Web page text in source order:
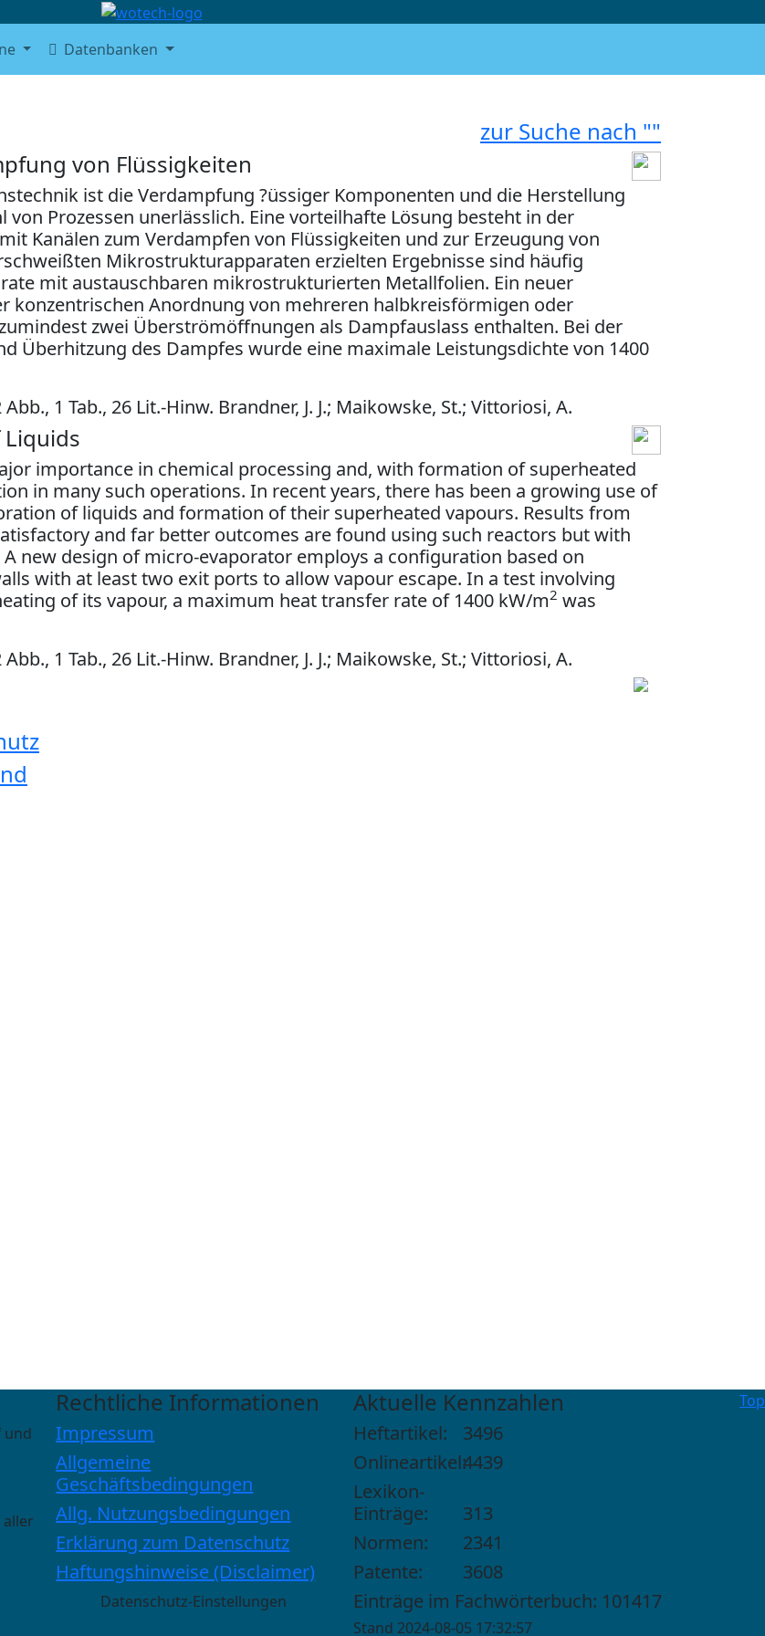
Datenbanken
zur Suche nach ""
von Flüssigkeiten
ist die Verdampfung ?üssiger Komponenten und die Herstellung
Prozessen unerlässlich. Eine vorteilhafte Lösung besteht in der
Kanälen zum Verdampfen von Flüssigkeiten und zur Erzeugung von
Mikrostrukturapparaten erzielten Ergebnisse sind häufig
mit austauschbaren mikrostrukturierten Metallfolien. Ein neuer
konzentrischen Anordnung von mehreren halbkreisförmigen oder
zwei Überströmöffnungen als Dampfauslass enthalten. Bei der
Überhitzung des Dampfes wurde eine maximale Leistungsdichte von 1400
1 Tab., 26 Lit.-Hinw. Brandner, J. J.; Maikowske, St.; Vittoriosi, A.
importance in chemical processing and, with formation of superheated
in many such operations. In recent years, there has been a growing use of
of liquids and formation of their superheated vapours. Results from
and far better outcomes are found using such reactors but with
new design of micro-evaporator employs a configuration based on
with at least two exit ports to allow vapour escape. In a test involving
of its vapour, a maximum heat transfer rate of 1400 kW/m2 was
1 Tab., 26 Lit.-Hinw. Brandner, J. J.; Maikowske, St.; Vittoriosi, A.
Top
und
Rechtliche Informationen
Impressum
Allgemeine
Geschäftsbedingungen
Allg. Nutzungsbedingungen
Erklärung zum Datenschutz
Haftungshinweise (Disclaimer)
Datenschutz-Einstellungen
Aktuelle Kennzahlen
Heftartikel:
3496
Onlineartikel:4439
Lexikon-
Einträge:
313
Normen:
2341
Patente:
3608
Einträge im Fachwörterbuch: 101417
Stand 2024-08-05 17:32:57